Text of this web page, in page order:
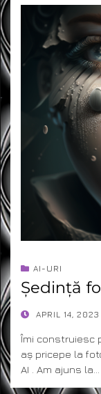
AI-URI
Ședință
POSTED
APRIL 14, 2023
Îmi construiesc
aș pricepe la
AI . Am ajuns la…